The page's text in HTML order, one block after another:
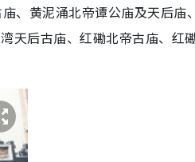
、黄泥涌北帝谭公庙及天后庙
天后古庙、红磡北帝古庙、红